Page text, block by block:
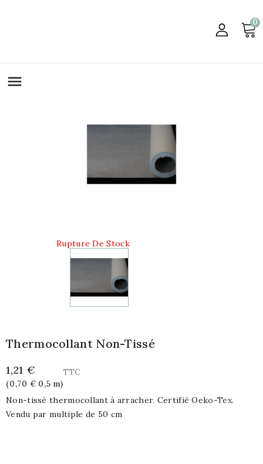

0
Rupture De Stock
Thermocollant Non-Tissé
1,21 €
(0,70 € 0,5 m)
TTC
Non-tissé thermocollant à arracher. Certifié Oeko-Tex.
Vendu par multiple de 50 cm